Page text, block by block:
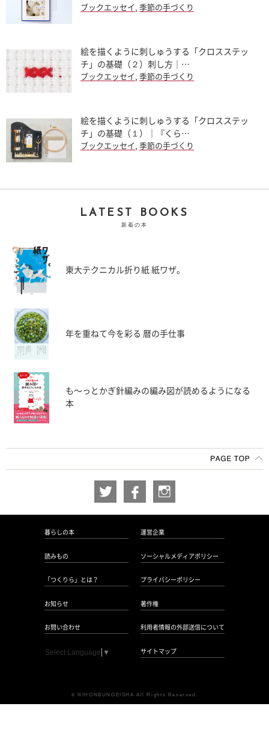
ブックエッセイ 季節の手づくり
絵を描くように刺しゅうする「クロスステッ
チ」の基礎（２）刺し方｜…
ブックエッセイ 季節の手づくり
絵を描くように刺しゅうする「クロスステッ
チ」の基礎（１）｜『くら…
ブックエッセイ 季節の手づくり
LATEST BOOKS
新着の本
東大テクニカル折り紙 紙ワザ。
年を重ねて今を彩る 暦の手仕事
も〜っとかぎ針編みの編み図が読めるようになる
本
暮らしの本
読みもの
「つくりら」とは？
お知らせ
お問い合わせ
運営企業
ソーシャルメディアポリシー
プライバシーポリシー
著作権
利用者情報の外部送信について
サイトマップ
Select Language ▼
© NIHONBUNGEISHA All Rights Reserved.